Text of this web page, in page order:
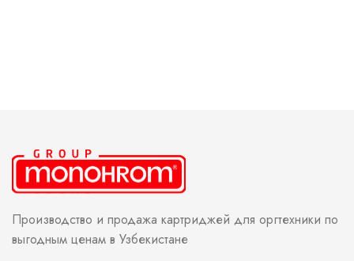
Производство и продажа картриджей для оргтехники по
выгодным ценам в Узбекистане